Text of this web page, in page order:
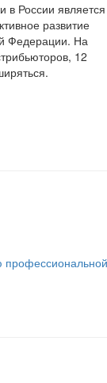
в России является
развитие
Федерации. На
12
профессиональной